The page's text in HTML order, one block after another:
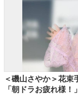
＜磯山さやか＞花
「朝ドラお疲れ様